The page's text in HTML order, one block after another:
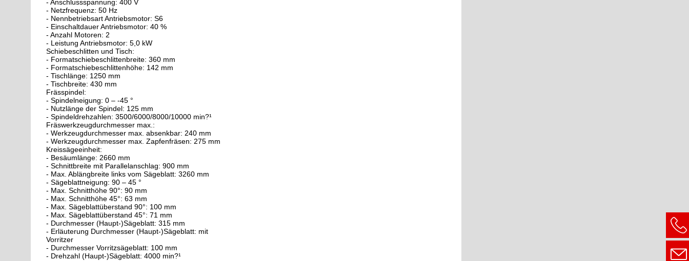
- Anschlussspannung: 400 V
- Netzfrequenz: 50 Hz
- Nennbetriebsart Antriebsmotor: S6
- Einschaltdauer Antriebsmotor: 40 %
- Anzahl Motoren: 2
- Leistung Antriebsmotor: 5,0 kW
Schiebeschlitten und Tisch:
- Formatschiebeschlittenbreite: 360 mm
- Formatschiebeschlittenhöhe: 142 mm
- Tischlänge: 1250 mm
- Tischbreite: 430 mm
Frässpindel:
- Spindelneigung: 0 – -45 °
- Nutzlänge der Spindel: 125 mm
- Spindeldrehzahlen: 3500/6000/8000/10000 min?¹
Fräswerkzeugdurchmesser max.:
- Werkzeugdurchmesser max. absenkbar: 240 mm
- Werkzeugdurchmesser max. Zapfenfräsen: 275 mm
Kreissägeeinheit:
- Besäumlänge: 2660 mm
- Schnittbreite mit Parallelanschlag: 900 mm
- Max. Ablängbreite links vom Sägeblatt: 3260 mm
- Sägeblattneigung: 90 – 45 °
- Max. Schnitthöhe 90°: 90 mm
- Max. Schnitthöhe 45°: 63 mm
- Max. Sägeblattüberstand 90°: 100 mm
- Max. Sägeblattüberstand 45°: 71 mm
- Durchmesser (Haupt-)Sägeblatt: 315 mm
- Erläuterung Durchmesser (Haupt-)Sägeblatt: mit
Vorritzer
- Durchmesser Vorritzsägeblatt: 100 mm
- Drehzahl (Haupt-)Sägeblatt: 4000 min?¹